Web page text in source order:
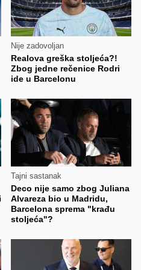
Nije zadovoljan
Realova greška stoljeća?!
Zbog jedne rečenice Rodri
ide u Barcelonu
Tajni sastanak
Deco nije samo zbog Juliana
Alvareza bio u Madridu,
Barcelona sprema "krađu
stoljeća"?